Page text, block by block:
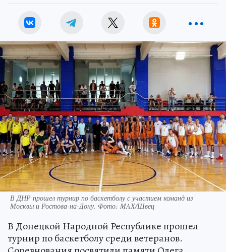
В ДНР прошел турнир по баскетболу с участием команд из
Москвы и Ростова-на-Дону. Фото: MAX/Швец
В Донецкой Народной Республике прошел
турнир по баскетболу среди ветеранов.